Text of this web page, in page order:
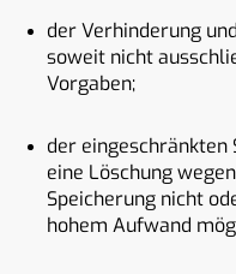
der Verhinderung
soweit nicht
Vorgaben;
der eingeschränkten
eine Löschung
Speicherung nicht
hohem Aufwand